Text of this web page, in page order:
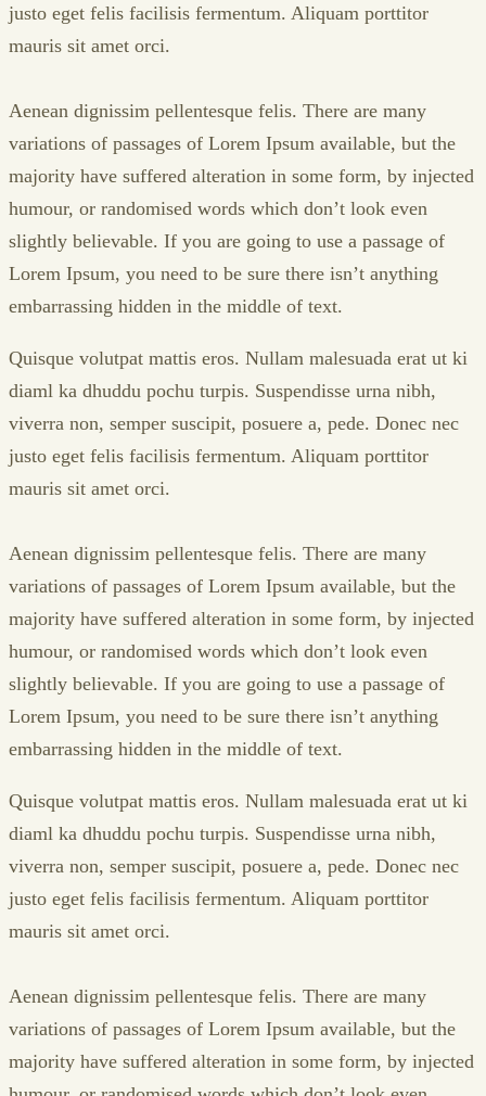
justo eget felis facilisis fermentum. Aliquam porttitor
mauris sit amet orci.
Aenean dignissim pellentesque felis. There are many
variations of passages of Lorem Ipsum available, but the
majority have suffered alteration in some form, by injected
humour, or randomised words which don’t look even
slightly believable. If you are going to use a passage of
Lorem Ipsum, you need to be sure there isn’t anything
embarrassing hidden in the middle of text.
Quisque volutpat mattis eros. Nullam malesuada erat ut ki
diaml ka dhuddu pochu turpis. Suspendisse urna nibh,
viverra non, semper suscipit, posuere a, pede. Donec nec
justo eget felis facilisis fermentum. Aliquam porttitor
mauris sit amet orci.
Aenean dignissim pellentesque felis. There are many
variations of passages of Lorem Ipsum available, but the
majority have suffered alteration in some form, by injected
humour, or randomised words which don’t look even
slightly believable. If you are going to use a passage of
Lorem Ipsum, you need to be sure there isn’t anything
embarrassing hidden in the middle of text.
Quisque volutpat mattis eros. Nullam malesuada erat ut ki
diaml ka dhuddu pochu turpis. Suspendisse urna nibh,
viverra non, semper suscipit, posuere a, pede. Donec nec
justo eget felis facilisis fermentum. Aliquam porttitor
mauris sit amet orci.
Aenean dignissim pellentesque felis. There are many
variations of passages of Lorem Ipsum available, but the
majority have suffered alteration in some form, by injected